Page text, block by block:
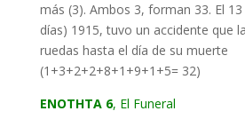
más (3). Ambos 3, forman 33. El
días) 1915, tuvo un accidente que
ruedas hasta el día de su muerte
(1+3+2+2+8+1+9+1+5= 32)
ΕΝΟΤΗΤΑ 6, El Funeral